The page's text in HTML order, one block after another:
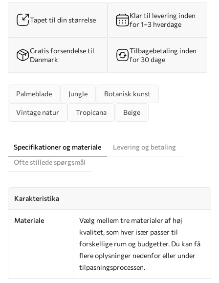
Tapet til din størrelse
Klar til levering inden
for 1–3 hverdage
Gratis forsendelse til
Danmark
Tilbagebetaling inden
for 30 dage
Palmeblade Jungle Botanisk kunst
Vintage natur Tropicana Beige
Specifikationer og materiale
Levering og betaling
Ofte stillede spørgsmål
Karakteristika
Materiale
Vælg mellem tre materialer af høj
kvalitet, som hver især passer til
forskellige rum og budgetter. Du kan få
flere oplysninger nedenfor eller under
tilpasningsprocessen.